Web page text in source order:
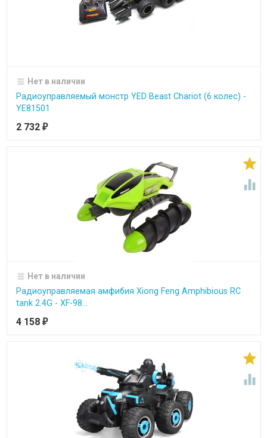
Нет в наличии
Радиоуправляемый монстр YED Beast Chariot (6 колес) -
YE81501
2 732 ₽


Нет в наличии
Радиоуправляемая амфибия Xiong Feng Amphibious RC
tank 2.4G - XF-98...
4 158 ₽

